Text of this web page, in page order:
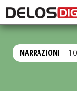
NARRAZIONI | 10